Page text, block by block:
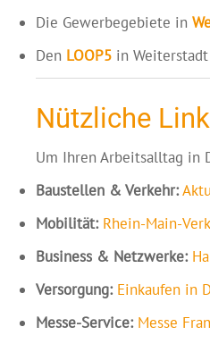
Die Gewerbegebiete in
Den LOOP5 in
Nützliche
Um Ihren Arbeitsalltag in
Baustellen & Verkehr:
Mobilität: Rhein-Main-
Business & Netzwerke:
Versorgung: Einkaufen in
Messe-Service: Messe